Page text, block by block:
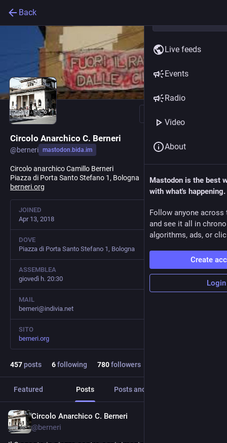
Back
Circolo Anarchico C. Berneri
@berneri mastodon.bida.im
Circolo anarchico Camillo Berneri
Piazza di Porta Santo Stefano 1, Bologna
berneri.org
JOINED
Apr 13, 2018
DOVE
Piazza di Porta Santo Stefano 1, Bologna
ASSEMBLEA
giovedì h. 20:30
MAIL
berneri@indivia.net
SITO
berneri.org
457posts 6following 780followers
Featured Posts Posts and replies
Circolo Anarchico C. Berneri
@berneri
Live feeds
Events
Radio
Video
About
Mastodon is the best
with what's happening.
Follow anyone across
and see it all in
algorithms, ads, or
Create
Login